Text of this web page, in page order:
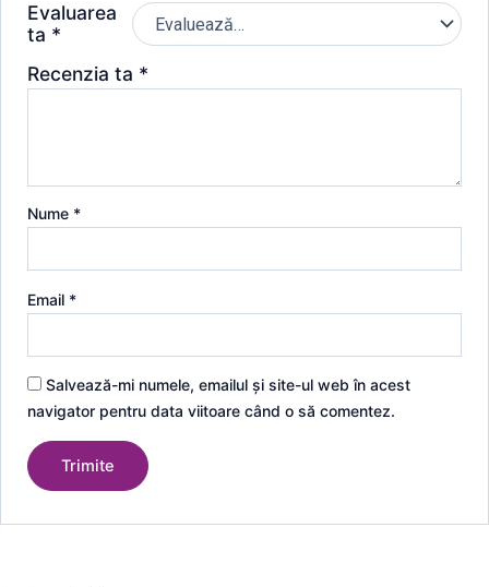
Evaluarea
ta *
Recenzia ta *
Nume *
Email *
Salvează-mi numele, emailul și site-ul web în acest
navigator pentru data viitoare când o să comentez.